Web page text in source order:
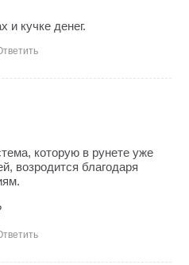
и кучке денег.
которую в рунете уже
возродится благодаря